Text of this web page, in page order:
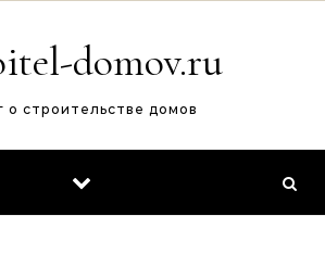
domov.ru
о строительстве домов